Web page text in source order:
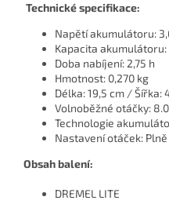
Technické specifikace:
Napětí akumulátoru:
Kapacita akumulátoru:
Doba nabíjení: 2,75 h
Hmotnost: 0,270 kg
Délka: 19,5 cm / Šířka:
Volnoběžné otáčky:
Technologie
Nastavení otáček:
Obsah balení:
DREMEL LITE